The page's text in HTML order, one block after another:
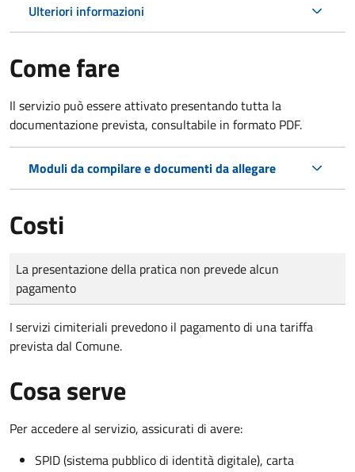
Ulteriori informazioni
Come fare
Il servizio può essere attivato presentando tutta la
documentazione prevista, consultabile in formato PDF.
Moduli da compilare e documenti da allegare
Costi
Tipo di pagamento
Importo
La presentazione della pratica non prevede alcun
pagamento
I servizi cimiteriali prevedono il pagamento di una tariffa
prevista dal Comune.
Cosa serve
Per accedere al servizio, assicurati di avere:
SPID (sistema pubblico di identità digitale), carta